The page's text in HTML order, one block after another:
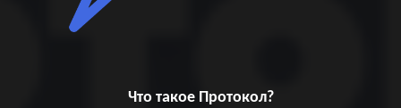
Что такое Протокол?